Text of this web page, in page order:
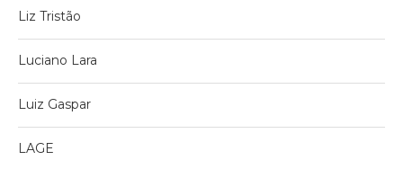
Liz Tristão
Luciano Lara
Luiz Gaspar
LAGE